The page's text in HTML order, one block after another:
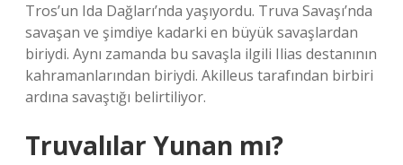
Tros’un Ida Dağları’nda yaşıyordu. Truva Savaşı’nda
savaşan ve şimdiye kadarki en büyük savaşlardan
biriydi. Aynı zamanda bu savaşla ilgili Ilias destanının
kahramanlarından biriydi. Akilleus tarafından birbiri
ardına savaştığı belirtiliyor.
Truvalılar Yunan mı?